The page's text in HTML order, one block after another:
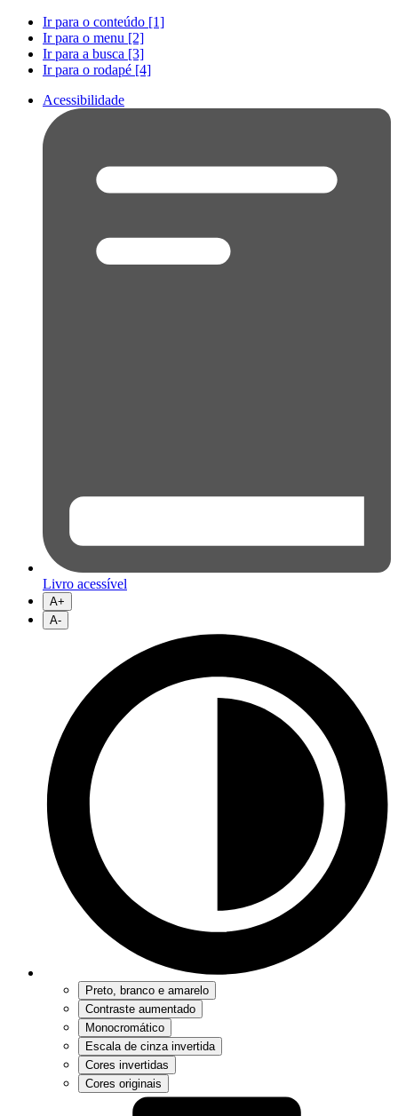
Ir para o conteúdo [1]
Ir para o menu [2]
Ir para a busca [3]
Ir para o rodapé [4]
Acessibilidade
Livro acessível
A+
A-
Preto, branco e amarelo
Contraste aumentado
Monocromático
Escala de cinza invertida
Cores invertidas
Cores originais